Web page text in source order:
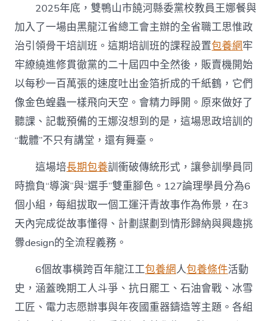
2025年底，雙鴨山市饒河縣委黨校教員王娜餐與
加入了一場由黑龍江省總工會主辦的全省職工思惟政
治引領骨干培訓班。這期培訓班的課程設置包養網牢
牢繚繞進修貫徹黨的二十屆四中全然後，販賣機開始
以每秒一百萬張的速度吐出金箔折成的千紙鶴，它們
像金色蝗蟲一樣飛向天空。會精力睜開。原來做好了
聽課、記載預備的王娜沒想到的是，這場思政培訓的
“載體”不只有講堂，還有舞臺。
這場培長期包養訓衝破傳統形式，讓參訓學員同
時擔負“導演”與“選手”雙重腳色。127論理學員分為6
個小組，每組拔取一個工運汗青故事作為佈景，在3
天內完成從故事懂得、計劃謀劃到情形歸納與興趣挑
釁design的全流程義務。
6個故事橫跨百年龍江工包養網人包養條件活動
史，涵蓋晚期工人斗爭、抗日罷工、石油會戰、冰雪
工匠、電力志愿辦事與年夜國重器鑄造等主題。各組